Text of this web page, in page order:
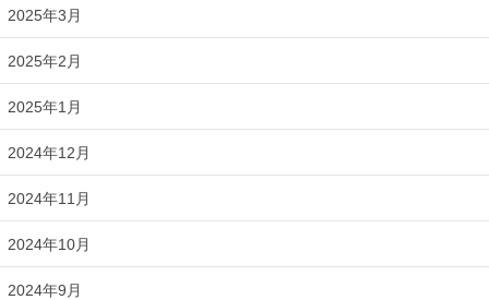
2025年3月
2025年2月
2025年1月
2024年12月
2024年11月
2024年10月
2024年9月